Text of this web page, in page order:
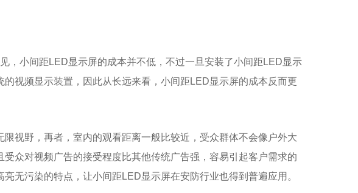
，小间距LED显示屏的成本并不低，不过一旦安装了小间距LED显示
视频显示装置，因此从长远来看，小间距LED显示屏的成本反而更
视野，再者，室内的观看距离一般比较近，受众群体不会像户外大
众对视频广告的接受程度比其他传统广告强，容易引起客户需求的
无污染的特点，让小间距LED显示屏在安防行业也得到普遍应用。